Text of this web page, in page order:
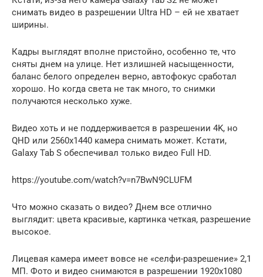
снимать видео в разрешении Ultra HD – ей не хватает
ширины.
Кадры выглядят вполне пристойно, особенно те, что
сняты днем на улице. Нет излишней насыщенности,
баланс белого определен верно, автофокус сработал
хорошо. Но когда света не так много, то снимки
получаются несколько хуже.
Видео хоть и не поддерживается в разрешении 4K, но
QHD или 2560х1440 камера снимать может. Кстати,
Galaxy Tab S обеспечивал только видео Full HD.
https://youtube.com/watch?v=n7BwN9CLUFM
Что можно сказать о видео? Днем все отлично
выглядит: цвета красивые, картинка четкая, разрешение
высокое.
Лицевая камера имеет вовсе не «селфи-разрешение» 2,1
МП. Фото и видео снимаются в разрешении 1920х1080